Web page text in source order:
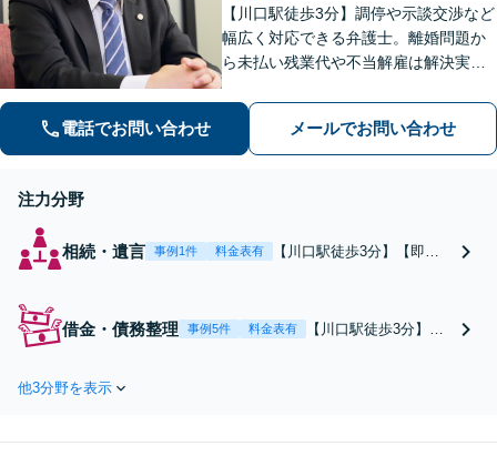
【川口駅徒歩3分】調停や示談交渉など
幅広く対応できる弁護士。離婚問題か
ら未払い残業代や不当解雇は解決実績
分の初回無料相談】労働問題委員会に
所属する弁護士です。お気軽にご相談
ください。
電話でお問い合わせ メールでお問い合わせ
注力分野
相続・遺言 事例1件 料金表有
【川口駅徒歩3分】【即日
お任せください。相続は数
十年の感情が絡む問題なの
借金・債務整理 事例5件 料金表有
【川口駅徒歩3分】
ている方、早く弁護士
他3分野を表示